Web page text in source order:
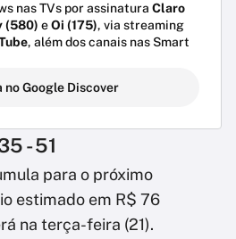
nas TVs por assinatura Claro
(580) eOi (175), via streaming
, além dos canais nas Smart
no Google Discover
- 51
para o próximo
estimado em R$ 76
na terça-feira (21).